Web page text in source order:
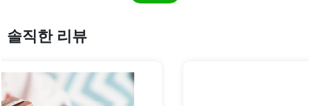
솔직한 리뷰